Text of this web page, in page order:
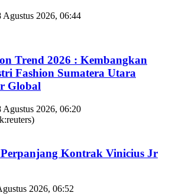
Agustus 2026, 06:44
Trend 2026 : Kembangkan
Fashion Sumatera Utara
Global
Agustus 2026, 06:20
Kontrak Vinicius Jr
2026, 06:52